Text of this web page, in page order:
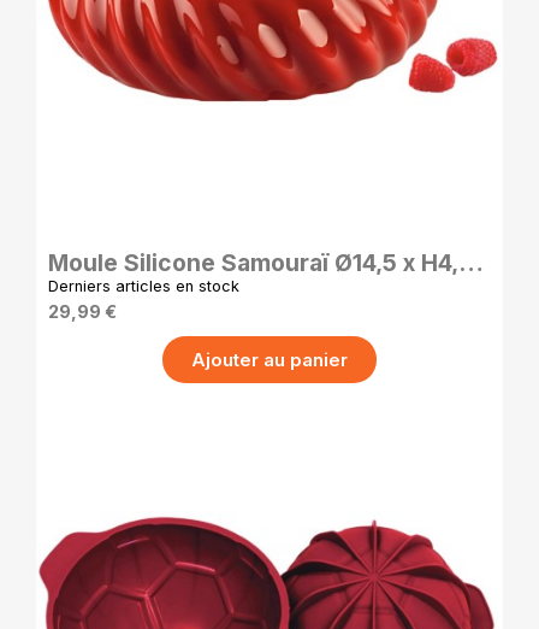
Moule Silicone Samouraï Ø14,5 x H4,3
cm – Moule Pâtisserie Silikomart
Derniers articles en stock
29,99 €
Ajouter au panier